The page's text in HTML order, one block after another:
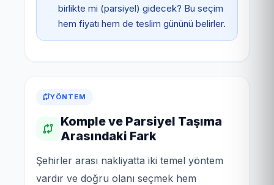
birlikte mi (parsiyel) gidecek? Bu seçim
hem fiyatı hem de teslim gününü belirler.
YÖNTEM
Komple ve Parsiyel Taşıma
Arasındaki Fark
Şehirler arası nakliyatta iki temel yöntem
vardır ve doğru olanı seçmek hem